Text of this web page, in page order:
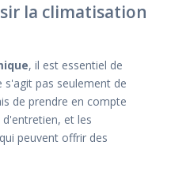
la climatisation
, il est essentiel de
s'agit pas seulement de
de prendre en compte
et les
peuvent offrir des